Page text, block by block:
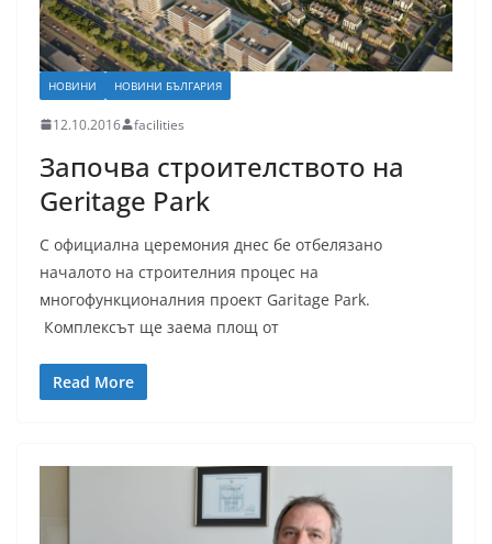
НОВИНИ НОВИНИ БЪЛГАРИЯ
12.10.2016 facilities
Започва строителството на
Geritage Park
С официална церемония днес бе отбелязано
началото на строителния процес на
многофункционалния проект Garitage Park.
Комплексът ще заема площ от
Read More